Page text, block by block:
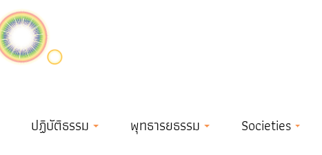
ปฏิบัติธรรม พุทธารยธรรม Societies